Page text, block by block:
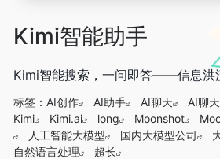
Kimi智能助手
Kimi智能搜索，一问即答——信息洪
标签： AI创作 AI助手 AI聊天 AI聊
Kimi
Kimi.ai long Moonshot
人工智能大模型
国内大模型公司
自然语言处理
超长